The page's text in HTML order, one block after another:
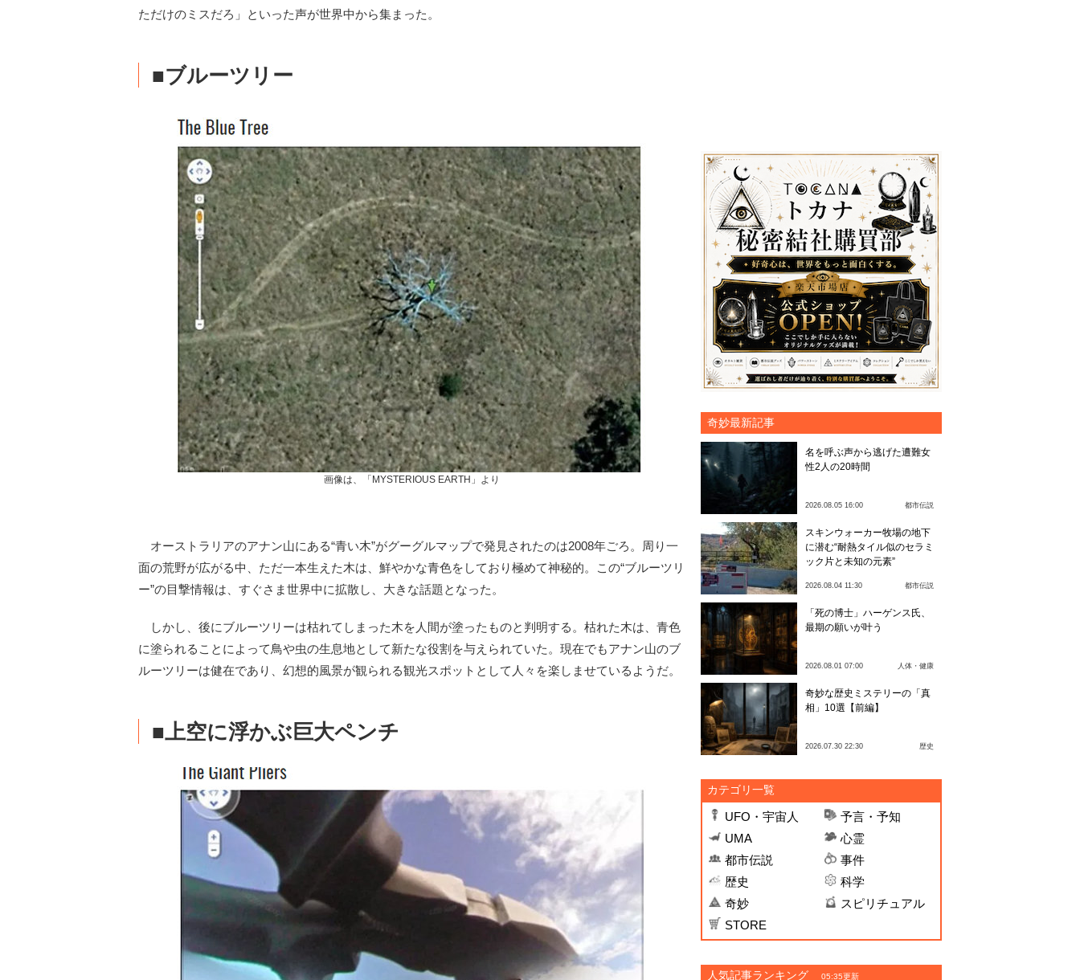
ただけのミスだろ」といった声が世界中から集まった。
■ブルーツリー
画像は、「MYSTERIOUS EARTH」より
オーストラリアのアナン山にある“青い木”がグーグルマップで発見されたのは2008年ごろ。周り一
面の荒野が広がる中、ただ一本生えた木は、鮮やかな青色をしており極めて神秘的。この“ブルーツリ
ー”の目撃情報は、すぐさま世界中に拡散し、大きな話題となった。
しかし、後にブルーツリーは枯れてしまった木を人間が塗ったものと判明する。枯れた木は、青色
に塗られることによって鳥や虫の生息地として新たな役割を与えられていた。現在でもアナン山のブ
ルーツリーは健在であり、幻想的風景が観られる観光スポットとして人々を楽しませているようだ。
■上空に浮かぶ巨大ペンチ
奇妙最新記事
名を呼ぶ声から逃げた遭難女
性2人の20時間
2026.08.05 16:00 都市伝説
スキンウォーカー牧場の地下
に潜む“耐熱タイル似のセラミ
ック片と未知の元素”
2026.08.04 11:30 都市伝説
「死の博士」ハーゲンス氏、
最期の願いが叶う
2026.08.01 07:00 人体・健康
奇妙な歴史ミステリーの「真
相」10選【前編】
2026.07.30 22:30 歴史
カテゴリ一覧
UFO・宇宙人
予言・予知
UMA
心霊
都市伝説
事件
歴史
科学
奇妙
スピリチュアル
STORE
人気記事ランキング 05:35更新